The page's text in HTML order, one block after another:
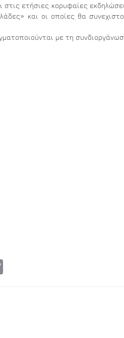
στις ετήσιες κορυφαίες
και οι οποίες θα
με τη